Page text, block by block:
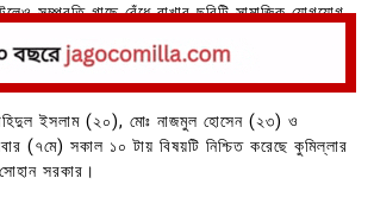
সম্প্রতি গাছে বেঁধে রাখার ছবিটি সামাজিক যোগযোগ
ইসলাম (২০), মোঃ নাজমুল হোসেন (২৩) ও
(৭মে) সকাল ১০ টায় বিষয়টি নিশ্চিত করেছে কুমিল্লার
সরকার।